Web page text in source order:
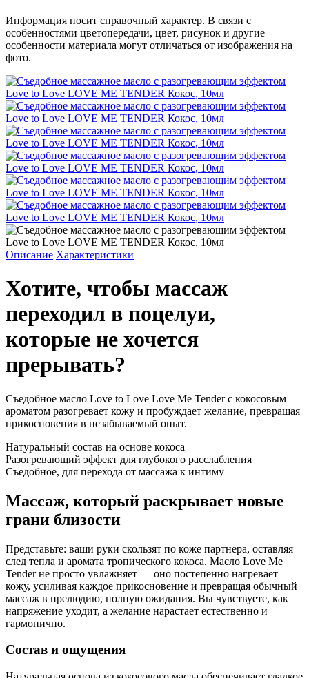
Информация носит справочный характер. В связи с
особенностями цветопередачи, цвет, рисунок и другие
особенности материала могут отличаться от изображения на
фото.
Описание Характеристики
Хотите, чтобы массаж
переходил в поцелуи,
которые не хочется
прерывать?
Съедобное масло Love to Love Love Me Tender с кокосовым
ароматом разогревает кожу и пробуждает желание, превращая
прикосновения в незабываемый опыт.
Натуральный состав на основе кокоса
Разогревающий эффект для глубокого расслабления
Съедобное, для перехода от массажа к интиму
Массаж, который раскрывает новые
грани близости
Представьте: ваши руки скользят по коже партнера, оставляя
след тепла и аромата тропического кокоса. Масло Love Me
Tender не просто увлажняет — оно постепенно нагревает
кожу, усиливая каждое прикосновение и превращая обычный
массаж в прелюдию, полную ожидания. Вы чувствуете, как
напряжение уходит, а желание нарастает естественно и
гармонично.
Состав и ощущения